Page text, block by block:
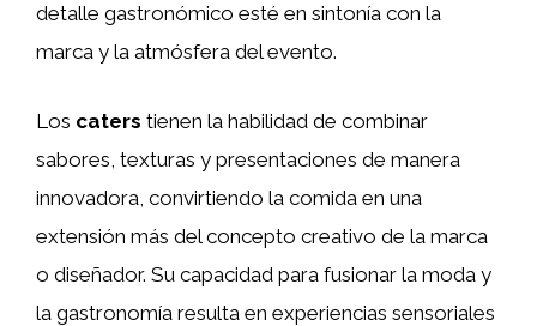
detalle gastronómico esté en sintonía con la
marca y la atmósfera del evento.
Los caters tienen la habilidad de combinar
sabores, texturas y presentaciones de manera
innovadora, convirtiendo la comida en una
extensión más del concepto creativo de la marca
o diseñador. Su capacidad para fusionar la moda y
la gastronomía resulta en experiencias sensoriales